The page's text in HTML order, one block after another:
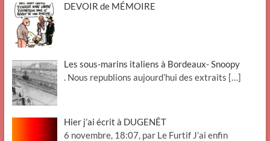
DEVOIR de MÉMOIRE
Les sous-marins italiens à Bordeaux- Snoopy
. Nous republions aujourd’hui des extraits […]
Hier j’ai écrit à DUGENÊT
6 novembre, 18:07, par Le Furtif J’ai enfin